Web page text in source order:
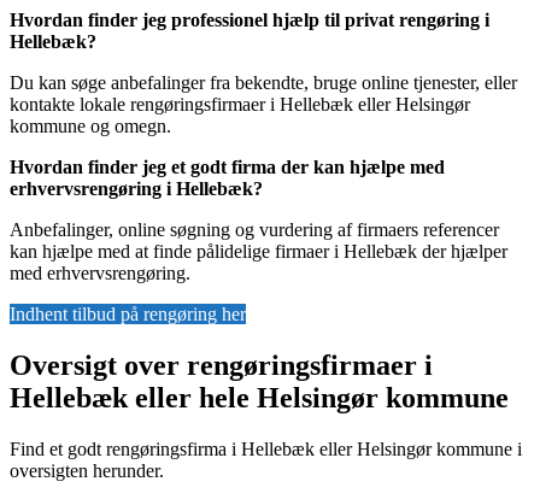
Hvordan finder jeg professionel hjælp til privat rengøring i
Hellebæk?
Du kan søge anbefalinger fra bekendte, bruge online tjenester, eller
kontakte lokale rengøringsfirmaer i Hellebæk eller Helsingør
kommune og omegn.
Hvordan finder jeg et godt firma der kan hjælpe med
erhvervsrengøring i Hellebæk?
Anbefalinger, online søgning og vurdering af firmaers referencer
kan hjælpe med at finde pålidelige firmaer i Hellebæk der hjælper
med erhvervsrengøring.
Indhent tilbud på rengøring her
Oversigt over rengøringsfirmaer i
Hellebæk eller hele Helsingør kommune
Find et godt rengøringsfirma i Hellebæk eller Helsingør kommune i
oversigten herunder.